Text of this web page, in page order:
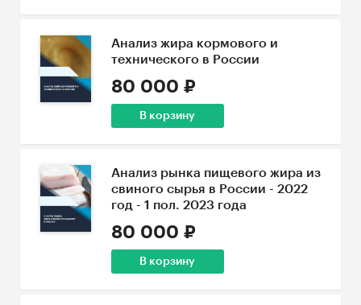
Анализ жира кормового и
технического в России
80 000 ₽
В корзину
Анализ рынка пищевого жира из
свиного сырья в России - 2022
год - 1 пол. 2023 года
80 000 ₽
В корзину